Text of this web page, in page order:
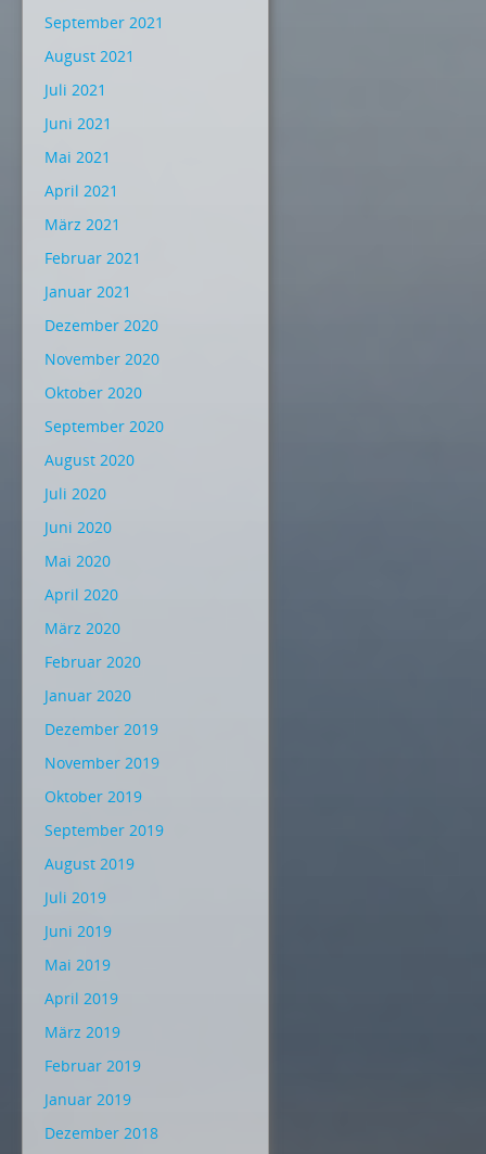
September 2021
August 2021
Juli 2021
Juni 2021
Mai 2021
April 2021
März 2021
Februar 2021
Januar 2021
Dezember 2020
November 2020
Oktober 2020
September 2020
August 2020
Juli 2020
Juni 2020
Mai 2020
April 2020
März 2020
Februar 2020
Januar 2020
Dezember 2019
November 2019
Oktober 2019
September 2019
August 2019
Juli 2019
Juni 2019
Mai 2019
April 2019
März 2019
Februar 2019
Januar 2019
Dezember 2018